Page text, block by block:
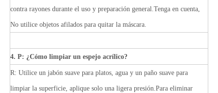
contra rayones durante el uso y preparación general.Tenga en cuenta,
No utilice objetos afilados para quitar la máscara.
4. P: ¿Cómo limpiar un espejo acrílico?
R: Utilice un jabón suave para platos, agua y un paño suave para
limpiar la superficie, aplique solo una ligera presión.Para eliminar